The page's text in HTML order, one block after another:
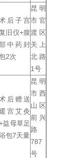
后子宫
旧仪+腹
中药封
2次
昆明
市官
渡区
关上
北路
1号
后赠送
宫艾灸
益母草足
包7天量
昆明
市西
山区
前兴
路
787
号